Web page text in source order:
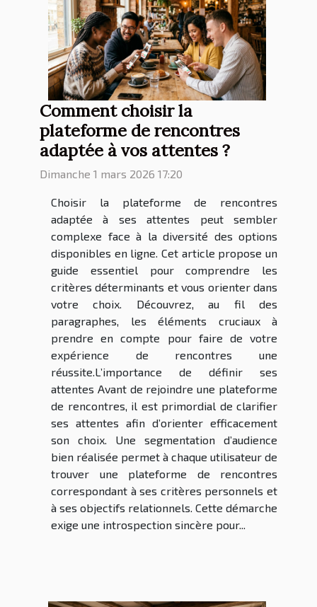
Comment choisir la
plateforme de rencontres
adaptée à vos attentes ?
Dimanche 1 mars 2026 17:20
Choisir la plateforme de rencontres
adaptée à ses attentes peut sembler
complexe face à la diversité des options
disponibles en ligne. Cet article propose un
guide essentiel pour comprendre les
critères déterminants et vous orienter dans
votre choix. Découvrez, au fil des
paragraphes, les éléments cruciaux à
prendre en compte pour faire de votre
expérience de rencontres une
réussite.L’importance de définir ses
attentes Avant de rejoindre une plateforme
de rencontres, il est primordial de clarifier
ses attentes afin d’orienter efficacement
son choix. Une segmentation d’audience
bien réalisée permet à chaque utilisateur de
trouver une plateforme de rencontres
correspondant à ses critères personnels et
à ses objectifs relationnels. Cette démarche
exige une introspection sincère pour...